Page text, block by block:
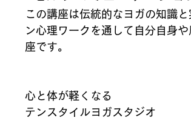
この講座は伝統的なヨガの知識
ン心理ワークを通して自分自身
座です。
心と体が軽くなる
テンスタイルヨガスタジオ